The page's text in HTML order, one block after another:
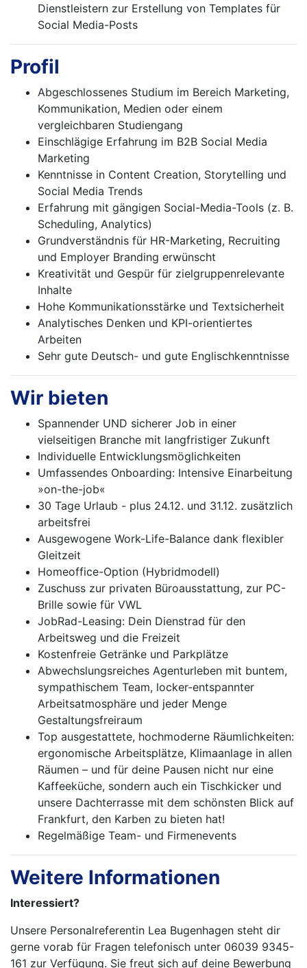
Dienstleistern zur Erstellung von Templates für
Social Media-Posts
Profil
Abgeschlossenes Studium im Bereich Marketing,
Kommunikation, Medien oder einem
vergleichbaren Studiengang
Einschlägige Erfahrung im B2B Social Media
Marketing
Kenntnisse in Content Creation, Storytelling und
Social Media Trends
Erfahrung mit gängigen Social-Media-Tools (z. B.
Scheduling, Analytics)
Grundverständnis für HR-Marketing, Recruiting
und Employer Branding erwünscht
Kreativität und Gespür für zielgruppenrelevante
Inhalte
Hohe Kommunikationsstärke und Textsicherheit
Analytisches Denken und KPI-orientiertes
Arbeiten
Sehr gute Deutsch- und gute Englischkenntnisse
Wir bieten
Spannender UND sicherer Job in einer
vielseitigen Branche mit langfristiger Zukunft
Individuelle Entwicklungsmöglichkeiten
Umfassendes Onboarding: Intensive Einarbeitung
»on-the-job«
30 Tage Urlaub - plus 24.12. und 31.12. zusätzlich
arbeitsfrei
Ausgewogene Work-Life-Balance dank flexibler
Gleitzeit
Homeoffice-Option (Hybridmodell)
Zuschuss zur privaten Büroausstattung, zur PC-
Brille sowie für VWL
JobRad-Leasing: Dein Dienstrad für den
Arbeitsweg und die Freizeit
Kostenfreie Getränke und Parkplätze
Abwechslungsreiches Agenturleben mit buntem,
sympathischem Team, locker-entspannter
Arbeitsatmosphäre und jeder Menge
Gestaltungsfreiraum
Top ausgestattete, hochmoderne Räumlichkeiten:
ergonomische Arbeitsplätze, Klimaanlage in allen
Räumen – und für deine Pausen nicht nur eine
Kaffeeküche, sondern auch ein Tischkicker und
unsere Dachterrasse mit dem schönsten Blick auf
Frankfurt, den Karben zu bieten hat!
Regelmäßige Team- und Firmenevents
Weitere Informationen
Interessiert?
Unsere Personalreferentin Lea Bugenhagen steht dir
gerne vorab für Fragen telefonisch unter 06039 9345-
161 zur Verfügung. Sie freut sich auf deine Bewerbung